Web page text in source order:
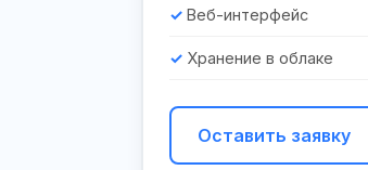
Веб-интерфейс
Хранение в облаке
Оставить заявку